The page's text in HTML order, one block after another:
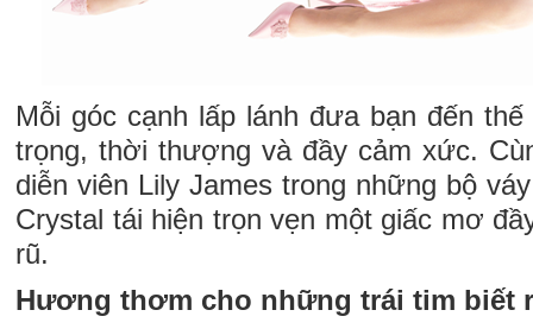
Mỗi góc cạnh lấp lánh đưa bạn đến
trọng, thời thượng và đầy cảm xức.
diễn viên Lily James trong những bộ
Crystal tái hiện trọn vẹn một giấc mơ
rũ.
Hương thơm cho những trái tim biết